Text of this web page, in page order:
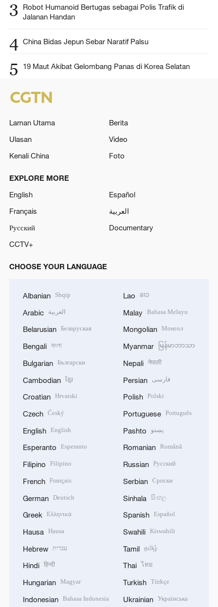
3
Robot Humanoid Bertugas sebagai Polis Trafik di
Jalanan Handan
4 China Bidas Jepun Sebar Naratif Palsu
5 19 Maut Akibat Gelombang Panas di Korea Selatan
Laman Utama
Berita
Ulasan
Video
Kenali China
Foto
EXPLORE MORE
English
Español
Français
العربية
Русский
Documentary
CCTV+
CHOOSE YOUR LANGUAGE
Albanian Shqip
Arabic العربية
Belarusian Беларуская
Bengali বাংলা
Bulgarian Български
Cambodian ខ្មែរ
Croatian Hrvatski
Czech Český
English English
Esperanto Esperanto
Filipino Filipino
French Français
German Deutsch
Greek Ελληνικά
Hausa Hausa
Hebrew עברית
Hindi हिन्दी
Hungarian Magyar
Indonesian Bahasa Indonesia
Lao ລາວ
Malay Bahasa Melayu
Mongolian Монгол
Myanmar မြန်မာဘာသာ
Nepali नेपाली
Persian فارسی
Polish Polski
Portuguese Português
Pashto پښتو
Romanian Română
Russian Русский
Serbian Српски
Sinhala සිංහල
Spanish Español
Swahili Kiswahili
Tamil தமிழ்
Thai ไทย
Turkish Türkçe
Ukrainian Українська